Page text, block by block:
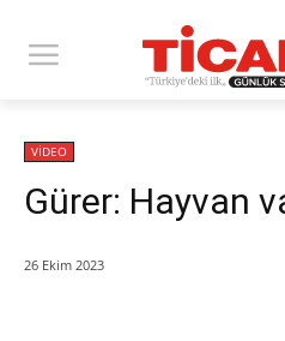
VİDEO
Gürer: Hayvan
26 Ekim 2023